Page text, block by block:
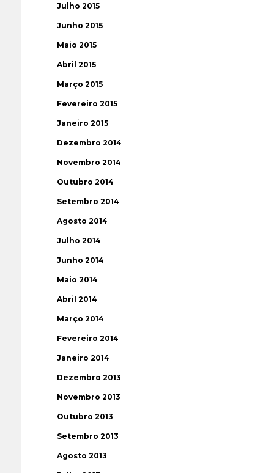
Julho 2015
Junho 2015
Maio 2015
Abril 2015
Março 2015
Fevereiro 2015
Janeiro 2015
Dezembro 2014
Novembro 2014
Outubro 2014
Setembro 2014
Agosto 2014
Julho 2014
Junho 2014
Maio 2014
Abril 2014
Março 2014
Fevereiro 2014
Janeiro 2014
Dezembro 2013
Novembro 2013
Outubro 2013
Setembro 2013
Agosto 2013